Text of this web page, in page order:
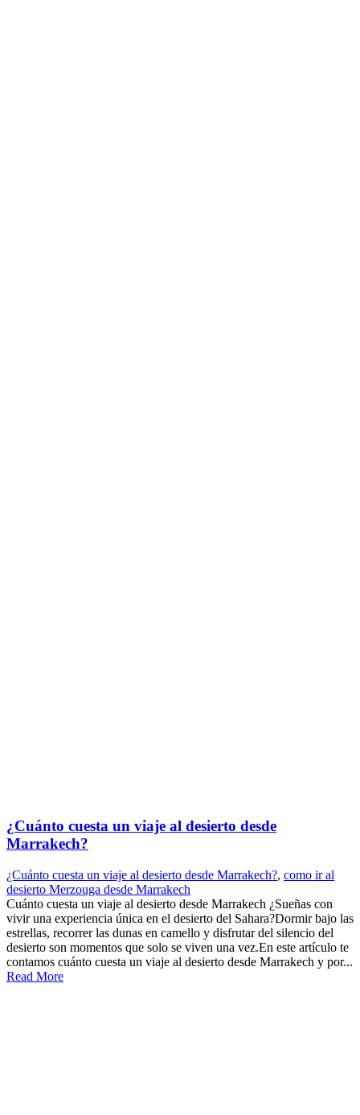
¿Cuánto cuesta un viaje al desierto desde
Marrakech?
¿Cuánto cuesta un viaje al desierto desde Marrakech?, como ir al
desierto Merzouga desde Marrakech
Cuánto cuesta un viaje al desierto desde Marrakech ¿Sueñas con
vivir una experiencia única en el desierto del Sahara?Dormir bajo las
estrellas, recorrer las dunas en camello y disfrutar del silencio del
desierto son momentos que solo se viven una vez.En este artículo te
contamos cuánto cuesta un viaje al desierto desde Marrakech y por...
Read More